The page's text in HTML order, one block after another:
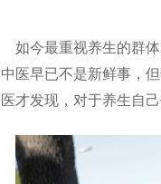
如今最重视养生的群
医早已不是新鲜事，
才发现，对于养生自己